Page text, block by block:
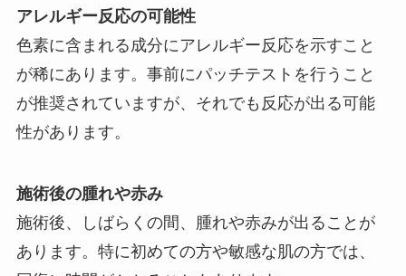
アレルギー反応の可能性
色素に含まれる成分にアレルギー反応を示すこと
が稀にあります。事前にパッチテストを行うこと
が推奨されていますが、それでも反応が出る可能
性があります。
施術後の腫れや赤み
施術後、しばらくの間、腫れや赤みが出ることが
あります。特に初めての方や敏感な肌の方では、